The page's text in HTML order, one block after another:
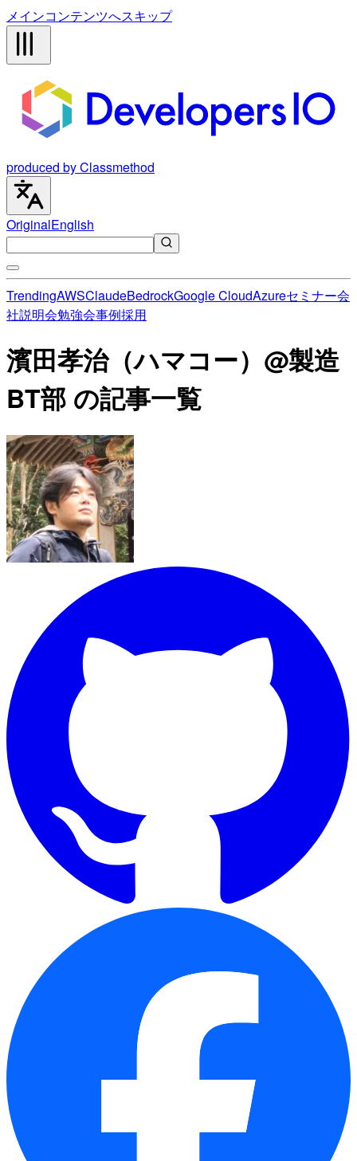
メインコンテンツへスキップ
produced by Classmethod
OriginalEnglish
TrendingAWSClaudeBedrockGoogle CloudAzureセミナー会
社説明会勉強会事例採用
濱田孝治（ハマコー）@製造
BT部 の記事一覧